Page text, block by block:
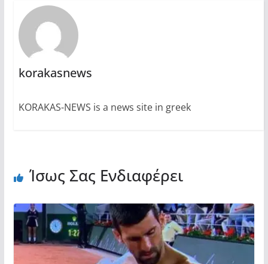
korakasnews
KORAKAS-NEWS is a news site in greek
Ίσως Σας Ενδιαφέρει